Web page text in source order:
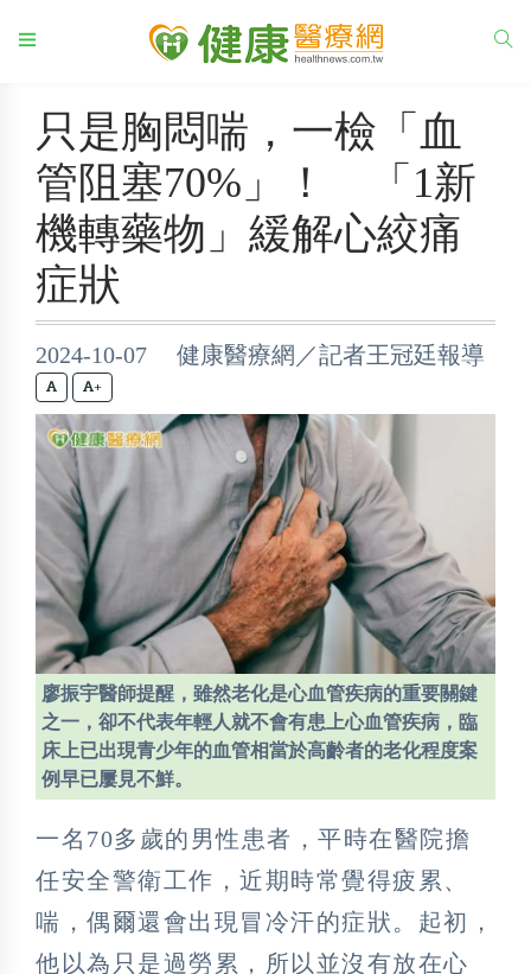
只是胸悶喘，一檢「血
管阻塞70%」！ 「1新
機轉藥物」緩解心絞痛
症狀
2024-10-07 健康醫療網／記者王冠廷報導
+
廖振宇醫師提醒，雖然老化是心血管疾病的重要關鍵
之一，卻不代表年輕人就不會有患上心血管疾病，臨
床上已出現青少年的血管相當於高齡者的老化程度案
例早已屢見不鮮。
一名70多歲的男性患者，平時在醫院擔
任安全警衛工作，近期時常覺得疲累、
喘，偶爾還會出現冒冷汗的症狀。起初，
他以為只是過勞累，所以並沒有放在心